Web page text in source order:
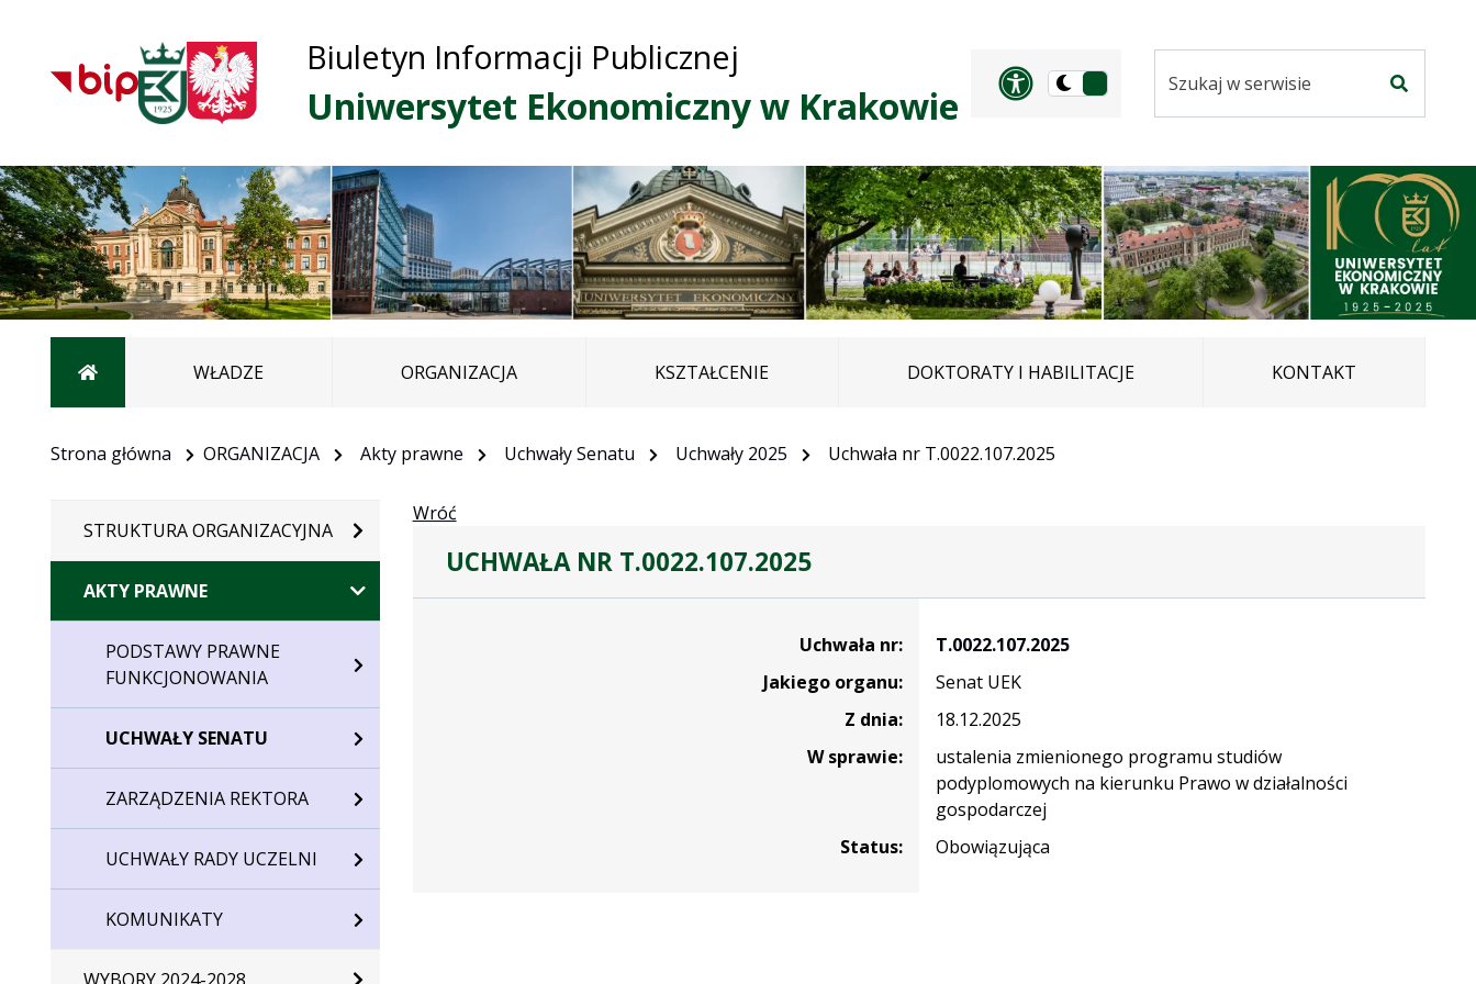
głównego menu
Przejdź do treści
Przejdź do mapy
serwisu
Biuletyn Informacji Publicznej
Uniwersytet Ekonomiczny w Krakowie
Panel dostosowania
Przełącz
ciemną
serwisie
Strona głównaWŁADZE ORGANIZACJA KSZTAŁCENIE DOKTORATY I HABILITACJE KONTAKT
Strona główna ORGANIZACJA Akty prawne Uchwały Senatu Uchwały 2025 Uchwała nr T.0022.107.2025
STRUKTURA ORGANIZACYJNA
AKTY PRAWNE
PODSTAWY PRAWNE
FUNKCJONOWANIA
UCHWAŁY SENATU
ZARZĄDZENIA REKTORA
UCHWAŁY RADY UCZELNI
KOMUNIKATY
Wróć
UCHWAŁA NR T.0022.107.2025
Uchwała nr:
T.0022.107.2025
Jakiego organu:
Senat UEK
Z dnia:
18.12.2025
W sprawie:
ustalenia zmienionego programu studiów
podyplomowych na kierunku Prawo w działalności
gospodarczej
Status:
Obowiązująca